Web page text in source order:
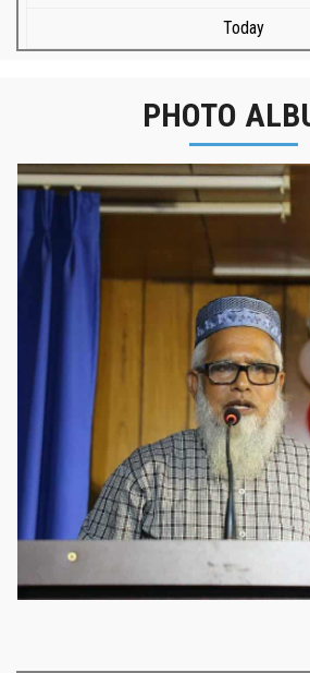
Today
PHOTO
নবীনবরণ - ২০২৫